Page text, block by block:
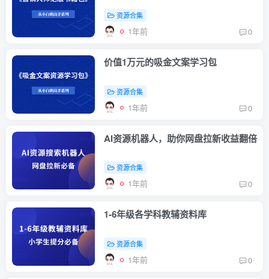
资源合集
1年前 0
价值1万元的吸金文案学习包
资源合集
1年前 0
AI资源机器人，助你网盘拉新收益翻倍
资源合集
1年前 0
1-6年级各学科教辅资料库
资源合集
1年前 0